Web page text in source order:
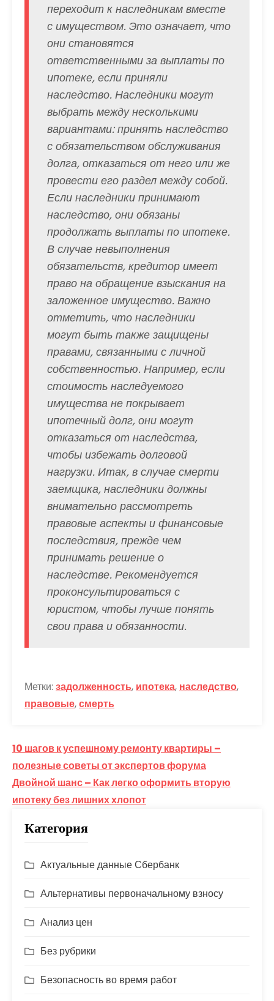
переходит к наследникам вместе
с имуществом. Это означает, что
они становятся
ответственными за выплаты по
ипотеке, если приняли
наследство. Наследники могут
выбрать между несколькими
вариантами: принять наследство
с обязательством обслуживания
долга, отказаться от него или же
провести его раздел между собой.
Если наследники принимают
наследство, они обязаны
продолжать выплаты по ипотеке.
В случае невыполнения
обязательств, кредитор имеет
право на обращение взыскания на
заложенное имущество. Важно
отметить, что наследники
могут быть также защищены
правами, связанными с личной
собственностью. Например, если
стоимость наследуемого
имущества не покрывает
ипотечный долг, они могут
отказаться от наследства,
чтобы избежать долговой
нагрузки. Итак, в случае смерти
заемщика, наследники должны
внимательно рассмотреть
правовые аспекты и финансовые
последствия, прежде чем
принимать решение о
наследстве. Рекомендуется
проконсультироваться с
юристом, чтобы лучше понять
свои права и обязанности.
Метки: задолженность, ипотека, наследство,
правовые,смерть
Навигация
по
записям
10 шагов к успешному ремонту квартиры –
полезные советы от экспертов форума
Двойной шанс – Как легко оформить вторую
ипотеку без лишних хлопот
Категория
Актуальные данные Сбербанк
Альтернативы первоначальному взносу
Анализ цен
Без рубрики
Безопасность во время работ